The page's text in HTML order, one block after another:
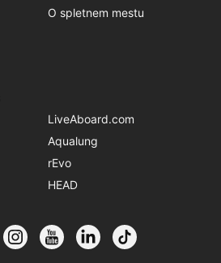
O spletnem mestu
LiveAboard.com
Aqualung
rEvo
HEAD